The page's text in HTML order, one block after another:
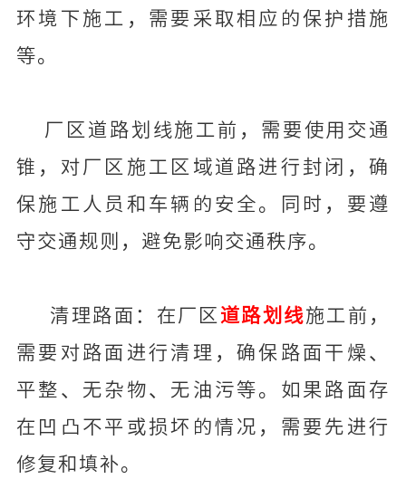
环境下施工，需要采取相应的保护措施
等。
厂区道路划线施工前，需要使用交通
锥，对厂区施工区域道路进行封闭，确
保施工人员和车辆的安全。同时，要遵
守交通规则，避免影响交通秩序。
清理路面：在厂区 道路划线施工前，
需要对路面进行清理，确保路面干燥、
平整、无杂物、无油污等。如果路面存
在凹凸不平或损坏的情况，需要先进行
修复和填补。